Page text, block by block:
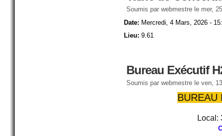
Soumis par webmestre le mer,
Date: Mercredi, 4 Mars, 2026 -
Lieu: 9.61
Bureau Exécutif
Soumis par webmestre le ven,
BUREAU
Local: